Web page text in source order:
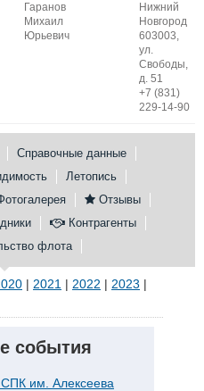
Отзывы
Все службы
Гаранов
Михаил
Юрьевич
Нижний
Новгород
603003,
ул.
Свободы,
д. 51
+7 (831)
229-14-90
Справочные данные
Летопись
Отзывы
Контрагенты
флота
| 2021 | 2022 | 2023 |
события
им. Алексеева